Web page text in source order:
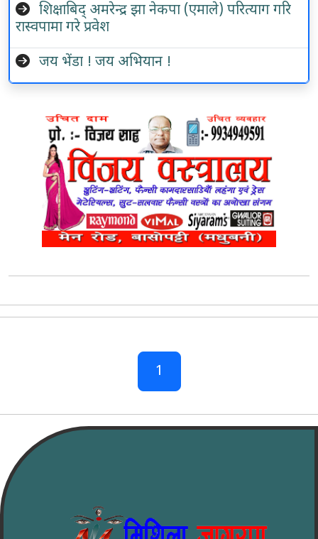
शिक्षाबिद् अमरेन्द्र झा नेकपा (एमाले) परित्याग गरि
रास्वपामा गरे प्रवेश
जय भेंडा ! जय अभियान !
1